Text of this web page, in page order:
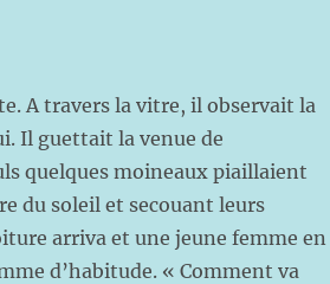
A travers la vitre, il observait la
Il guettait la venue de
quelques moineaux piaillaient
du soleil et secouant leurs
arriva et une jeune femme en
d’habitude. « Comment va